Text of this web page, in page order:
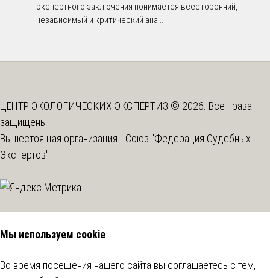
экспертного заключения понимается всесторонний,
независимый и критический ана...
ЦЕНТР ЭКОЛОГИЧЕСКИХ ЭКСПЕРТИЗ © 2026. Все права
защищены
Вышестоящая организация - Союз "Федерация Судебных
Экспертов"
Мы используем cookie
Во время посещения нашего сайта вы соглашаетесь с тем,